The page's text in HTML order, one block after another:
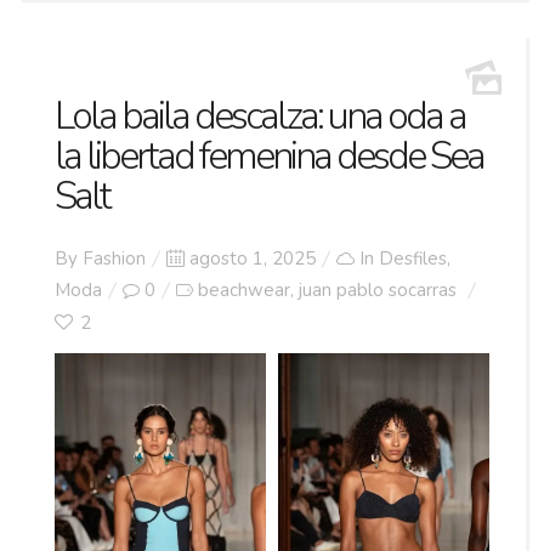
Lola baila descalza: una oda a
la libertad femenina desde Sea
Salt
By Fashion
Posted
on
agosto 1, 2025 In Desfiles,
Moda
0 beachwear, juan pablo socarras
2